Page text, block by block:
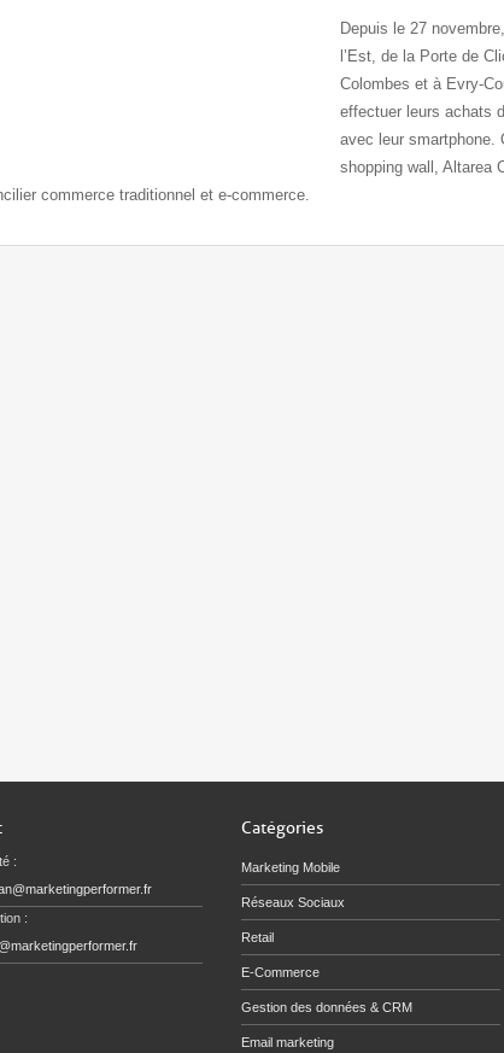
Depuis le 27
l’Est, de la Porte de
Colombes et à Evry-
effectuer leurs achats
avec leur smartphone.
shopping wall, Altarea
commerce traditionnel et e-commerce.
:
:
Catégories
Marketing Mobile
Réseaux Sociaux
Retail
E-Commerce
Gestion des données & CRM
Email marketing